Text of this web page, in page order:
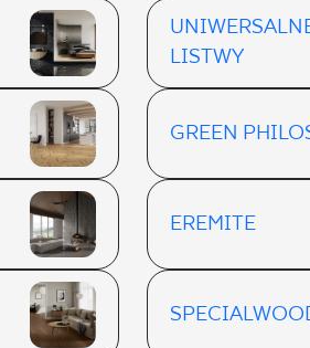
LISTWY
GREEN
EREMITE